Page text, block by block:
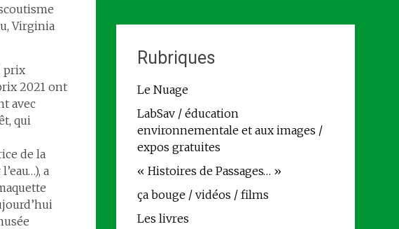
Virginia
prix
2021 ont
avec
qui
de la
a
Rubriques
Le Nuage
LabSav / éducation
environnementale et aux images /
expos gratuites
« Histoires de Passages… »
ça bouge / vidéos / films
Les livres